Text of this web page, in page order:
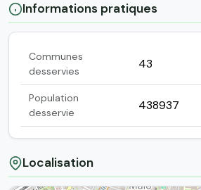
Informations pratiques
Communes
desservies
43
Population
desservie
438937
Localisation